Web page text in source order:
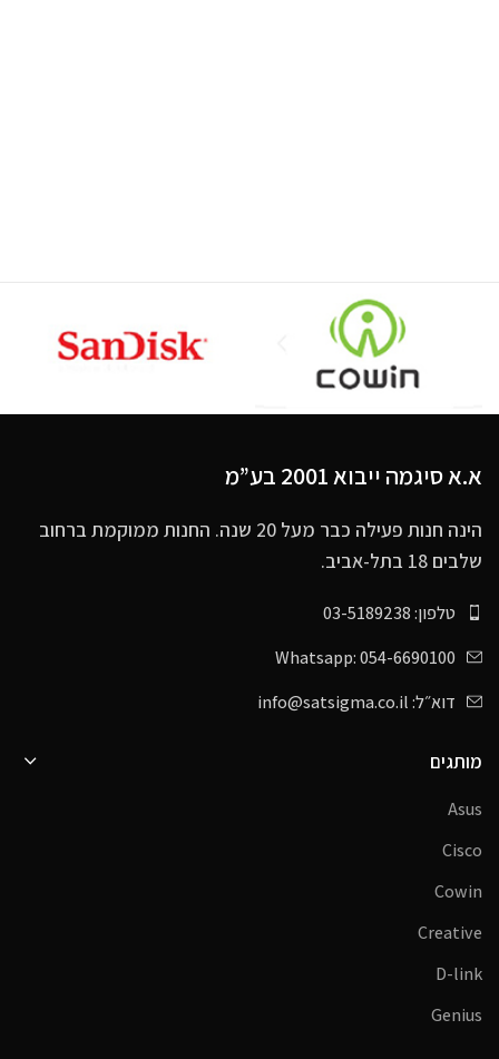
א.א סיגמה ייבוא 2001 בע”מ
הינה חנות פעילה כבר מעל 20 שנה. החנות ממוקמת ברחוב
שלבים 18 בתל-אביב.
טלפון: 03-5189238
Whatsapp: 054-6690100
דוא״ל: info@satsigma.co.il
מותגים
Asus
Cisco
Cowin
Creative
D-link
Genius